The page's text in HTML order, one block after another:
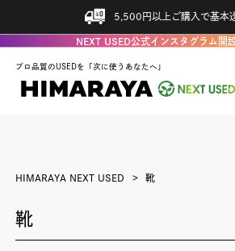
5,500円以上ご購入で基本
NEXT USED公式インスタグラム開
プロ品質のUSEDを「次に使うあなたへ」
HIMARAYA NEXT USED 靴
靴